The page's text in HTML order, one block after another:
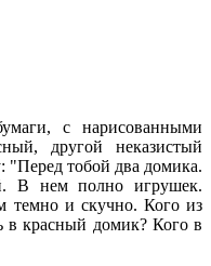
с нарисованными
другой неказистый
"Перед тобой два домика.
В нем полно игрушек.
темно и скучно. Кого из
в красный домик? Кого в